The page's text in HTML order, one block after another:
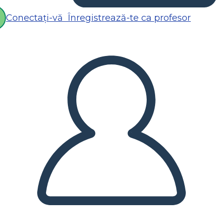
Conectați-vă Înregistrează-te ca profesor